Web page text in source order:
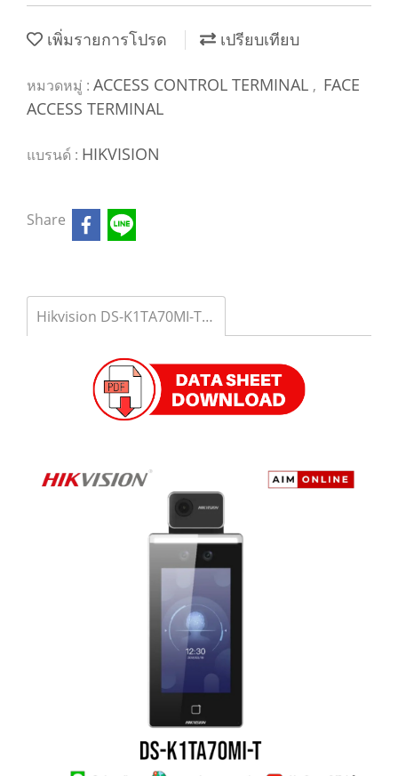
เพิ่มรายการโปรด เปรียบเทียบ
หมวดหมู่ : ACCESS CONTROL TERMINAL , FACE
ACCESS TERMINAL
แบรนด์ : HIKVISION
Share
Hikvision DS-K1TA70MI-T เครื่องสแกนใบหน้าพร้อมวัดอุณหภูมิ รุ่น DS-K1TA70MI-T